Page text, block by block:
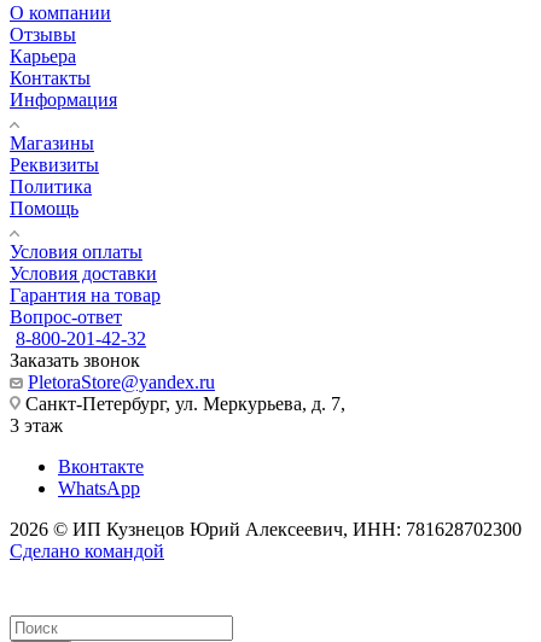
О компании
Отзывы
Карьера
Контакты
Информация
Магазины
Реквизиты
Политика
Помощь
Условия оплаты
Условия доставки
Гарантия на товар
Вопрос-ответ
8-800-201-42-32
Заказать звонок
PletoraStore@yandex.ru
Санкт-Петербург, ул. Меркурьева, д. 7,
3 этаж
Вконтакте
WhatsApp
2026 © ИП Кузнецов Юрий Алексеевич, ИНН: 781628702300
Сделано командой